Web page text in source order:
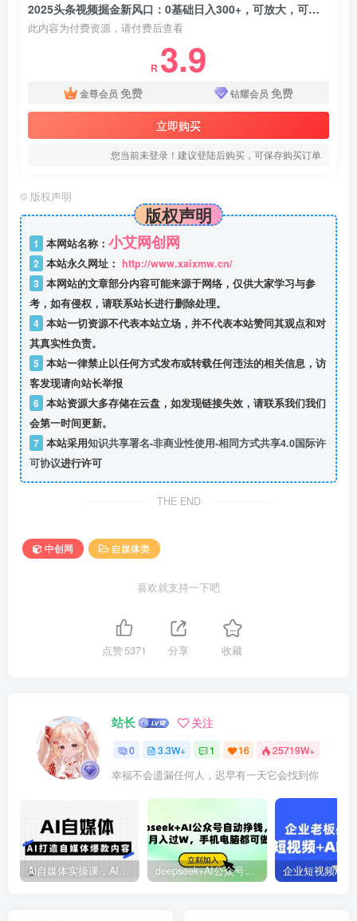
2025头条视频掘金新风口：0基础日入300+，可放大，可矩阵
此内容为付费资源，请付费后查看
R 3.9
金尊会员 免费 钻耀会员 免费
立即购买
您当前未登录！建议登陆后购买，可保存购买订单
© 版权声明
版权声明
1 本网站名称： 小艾网创网
2 本站永久网址： http://www.xaixmw.cn/
3 本网站的文章部分内容可能来源于网络，仅供大家学习与参
考，如有侵权，请联系站长进行删除处理。
4 本站一切资源不代表本站立场，并不代表本站赞同其观点和对
其真实性负责。
5 本站一律禁止以任何方式发布或转载任何违法的相关信息，访
客发现请向站长举报
6 本站资源大多存储在云盘，如发现链接失效，请联系我们我们
会第一时间更新。
7 本站采用知识共享署名-非商业性使用-相同方式共享4.0国际许
可协议进行许可
THE END
中创网 自媒体类
喜欢就支持一下吧
点赞5371 分享 收藏
站长 关注
0 3.3W+ 1 16 25719W+
幸福不会遗漏任何人，迟早有一天它会找到你
Ai自媒体实操课，AI打造自媒体爆款内容 deepseek+AI公众号自动挣钱，轻松月入过W，手机电脑都可做